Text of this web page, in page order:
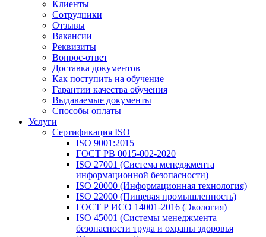
Клиенты
Сотрудники
Отзывы
Вакансии
Реквизиты
Вопрос-ответ
Доставка документов
Как поступить на обучение
Гарантии качества обучения
Выдаваемые документы
Способы оплаты
Услуги
Сертификация ISO
ISO 9001:2015
ГОСТ РВ 0015-002-2020
ISO 27001 (Система менеджмента
информационной безопасности)
ISO 20000 (Информационная технология)
ISO 22000 (Пищевая промышленность)
ГОСТ Р ИСО 14001-2016 (Экология)
ISO 45001 (Системы менеджмента
безопасности труда и охраны здоровья